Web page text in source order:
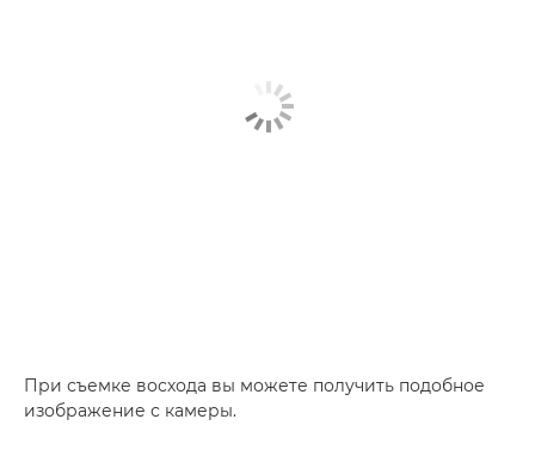
При съемке восхода вы можете получить подобное
изображение с камеры.